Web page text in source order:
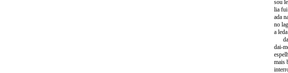
sou
lia fui
ada
no
a
dai-
mais